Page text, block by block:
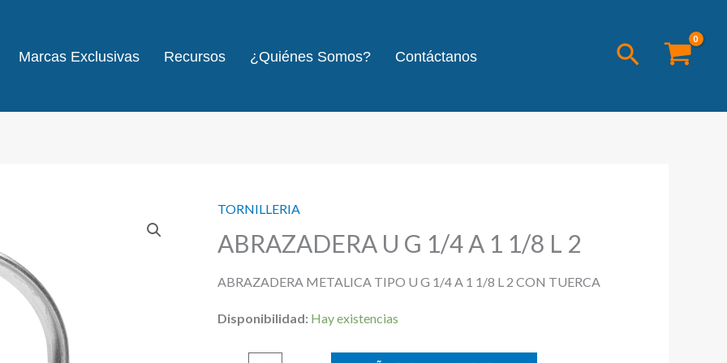
Marcas Exclusivas Recursos ¿Quiénes Somos? Contáctanos Buscar
TORNILLERIA
ABRAZADERA U G 1/4 A 1 1/8 L 2
ABRAZADERA METALICA TIPO U G 1/4 A 1 1/8 L 2 CON TUERCA
Disponibilidad: Hay existencias